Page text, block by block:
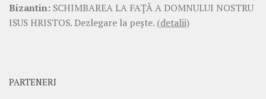
Bizantin: SCHIMBAREA LA FAŢĂ A DOMNULUI NOSTRU
ISUS HRISTOS. Dezlegare la pește. (detalii)
PARTENERI